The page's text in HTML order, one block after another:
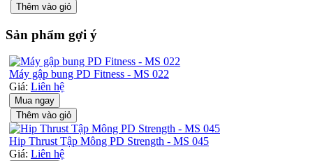
Thêm vào giỏ
Sản phẩm gợi ý
Máy gập bung PD Fitness - MS 022
Giá: Liên hệ
Mua ngay
Thêm vào giỏ
Hip Thrust Tập Mông PD Strength - MS 045
Giá: Liên hệ